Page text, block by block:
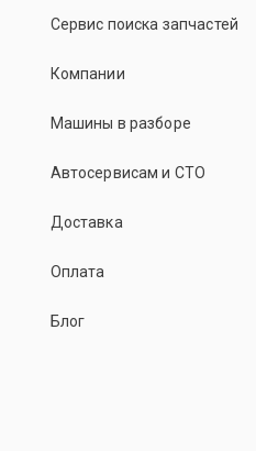
Сервис поиска запчастей
Компании
Машины в разборе
Автосервисам и СТО
Доставка
Оплата
Блог